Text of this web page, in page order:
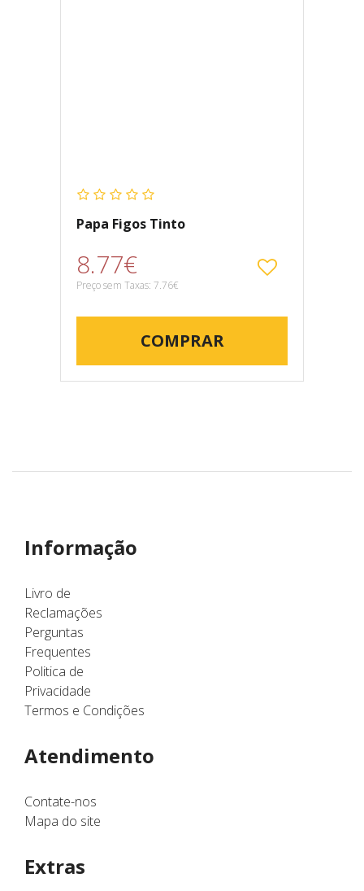
Papa Figos Tinto
8.77€
Preço sem Taxas: 7.76€
COMPRAR
Informação
Livro de
Reclamações
Perguntas
Frequentes
Politica de
Privacidade
Termos e Condições
Atendimento
Contate-nos
Mapa do site
Extras